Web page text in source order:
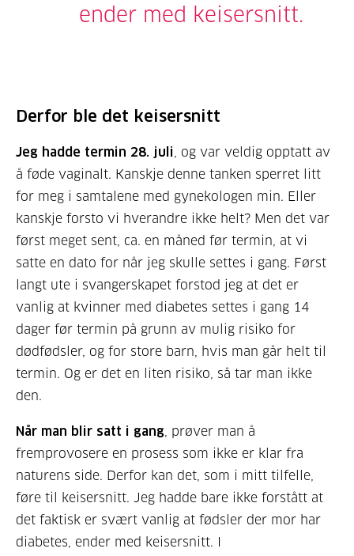
ender med keisersnitt.
Derfor ble det keisersnitt
Jeg hadde termin 28. juli, og var veldig opptatt av
å føde vaginalt. Kanskje denne tanken sperret litt
for meg i samtalene med gynekologen min. Eller
kanskje forsto vi hverandre ikke helt? Men det var
først meget sent, ca. en måned før termin, at vi
satte en dato for når jeg skulle settes i gang. Først
langt ute i svangerskapet forstod jeg at det er
vanlig at kvinner med diabetes settes i gang 14
dager før termin på grunn av mulig risiko for
dødfødsler, og for store barn, hvis man går helt til
termin. Og er det en liten risiko, så tar man ikke
den.
Når man blir satt i gang, prøver man å
fremprovosere en prosess som ikke er klar fra
naturens side. Derfor kan det, som i mitt tilfelle,
føre til keisersnitt. Jeg hadde bare ikke forstått at
det faktisk er svært vanlig at fødsler der mor har
diabetes, ender med keisersnitt. I